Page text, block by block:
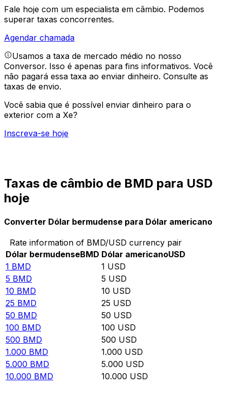
Fale hoje com um especialista em câmbio. Podemos
superar taxas concorrentes.
Agendar chamada
Usamos a taxa de mercado médio no nosso
Conversor. Isso é apenas para fins informativos. Você
não pagará essa taxa ao enviar dinheiro. Consulte as
taxas de envio.
Você sabia que é possível enviar dinheiro para o
exterior com a Xe?
Inscreva-se hoje
Taxas de câmbio de BMD para USD
hoje
Converter Dólar bermudense para Dólar americano
Rate information of BMD/USD currency pair
Dólar bermudenseBMD Dólar americanoUSD
1 BMD 1 USD
5 BMD 5 USD
10 BMD 10 USD
25 BMD 25 USD
50 BMD 50 USD
100 BMD 100 USD
500 BMD 500 USD
1.000 BMD 1.000 USD
5.000 BMD 5.000 USD
10.000 BMD 10.000 USD